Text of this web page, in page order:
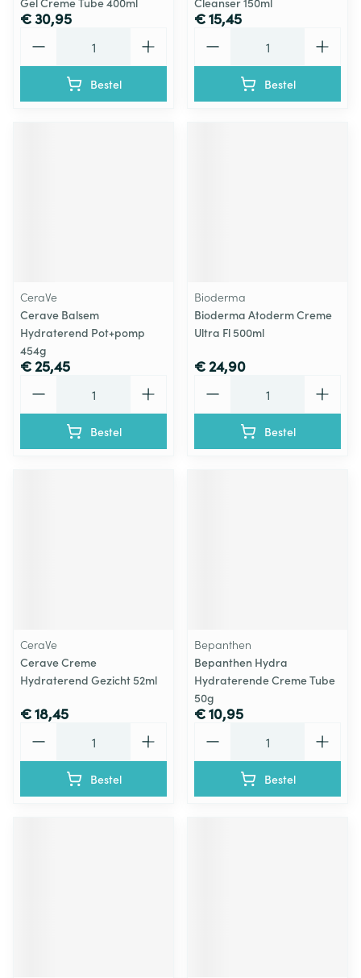
€ 30,95
Bestel
€ 15,45
Bestel
CeraVe
Cerave Balsem
Hydraterend Pot+pomp
454g
€ 25,45
Bestel
Bioderma
Bioderma Atoderm Creme
Ultra Fl 500ml
€ 24,90
Bestel
CeraVe
Cerave Creme
Hydraterend Gezicht 52ml
€ 18,45
Bestel
Bepanthen
Bepanthen Hydra
Hydraterende Creme Tube
50g
€ 10,95
Bestel